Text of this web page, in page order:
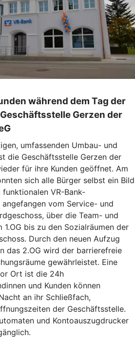
während dem Tag der
Gerzen der
umfassenden Umbau- und
die Geschäftsstelle Gerzen der
für ihre Kunden geöffnet. Am
sich alle Bürger selbst ein Bild
VR-Bank-
vom Service- und
über die Team- und
1.OG bis zu den Sozialräumen der
Durch den neuen Aufzug
das 2.OG wird der barrierefreie
gewährleistet. Eine
Ort ist die 24h
und Kunden können
an ihr Schließfach,
der Geschäftsstelle.
und Kontoauszugdrucker